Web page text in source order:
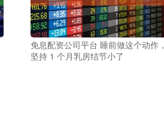
免息配资公司平台 睡前做这个动作，
坚持 1 个月乳房结节小了